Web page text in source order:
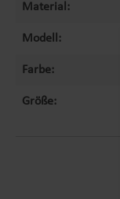
Material:
Modell:
Farbe:
Größe: